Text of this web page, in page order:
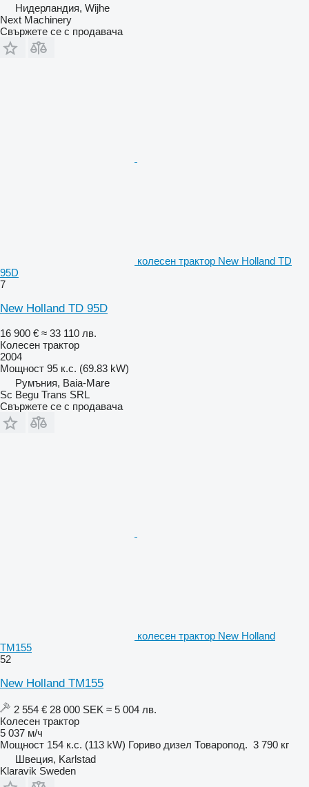
Нидерландия, Wijhe
Next Machinery
Свържете се с продавача
колесен трактор New Holland TD
95D
7
New Holland TD 95D
16 900 € ≈ 33 110 лв.
Колесен трактор
2004
Мощност 95 к.с. (69.83 kW)
Румъния, Baia-Mare
Sc Begu Trans SRL
Свържете се с продавача
колесен трактор New Holland
TM155
52
New Holland TM155
2 554 € 28 000 SEK ≈ 5 004 лв.
Колесен трактор
5 037 м/ч
Мощност 154 к.с. (113 kW) Гориво дизел Товаропод. 3 790 кг
Швеция, Karlstad
Klaravik Sweden